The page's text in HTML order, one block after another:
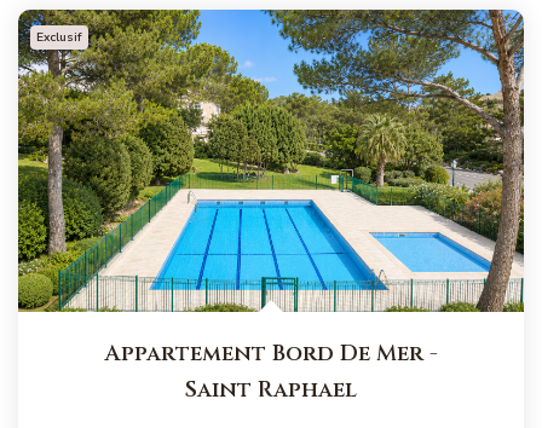
Millésimme Immobilier N°4
Millésimme Immobilier N°5
Millésimme Immobilier N°6
Millésimme Immobilier N°7
Millésimme Immobilier N°8
Millésimme Immobilier N°9
Millésimme Immobilier N°10
Millésimme Immobilier N°11
Exclusif
Appartement Bord De Mer -
Saint Raphael